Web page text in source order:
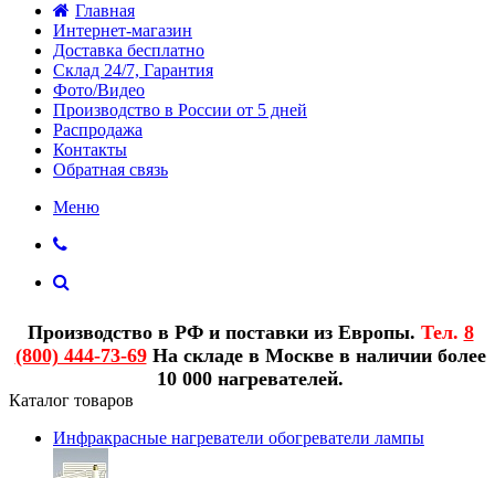
Главная
Интернет-магазин
Доставка бесплатно
Склад 24/7, Гарантия
Фото/Видео
Производство в России от 5 дней
Распродажа
Контакты
Обратная связь
Меню
Производство в РФ и поставки из Европы. Тел. 8
(800) 444-73-69На складе в Москве в наличии более
10 000 нагревателей.
Каталог товаров
Инфракрасные нагреватели обогреватели лампы